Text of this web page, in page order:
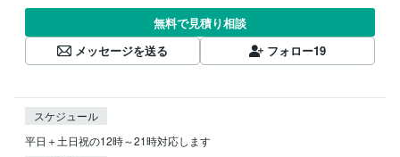
無料で見積り相談
メッセージを送る
フォロー19
スケジュール
平日＋土日祝の12時～21時対応します